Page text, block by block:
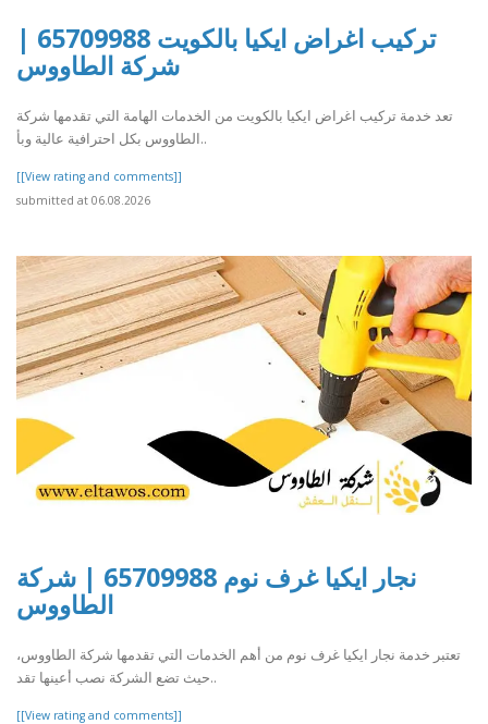
تركيب اغراض ايكيا بالكويت 65709988 |
شركة الطاووس
تعد خدمة تركيب اغراض ايكيا بالكويت من الخدمات الهامة التي تقدمها شركة
الطاووس بكل احترافية عالية وبأ..
[[View rating and comments]]
submitted at 06.08.2026
نجار ايكيا غرف نوم 65709988 | شركة
الطاووس
تعتبر خدمة نجار ايكيا غرف نوم من أهم الخدمات التي تقدمها شركة الطاووس،
حيث تضع الشركة نصب أعينها تقد..
[[View rating and comments]]